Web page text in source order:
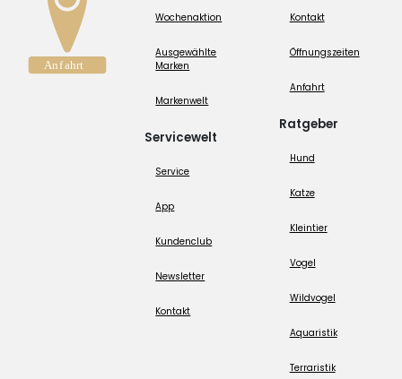
Wochenaktion
Ausgewählte
Marken
Markenwelt
Servicewelt
Service
App
Kundenclub
Newsletter
Kontakt
Kontakt
Öffnungszeiten
Anfahrt
Ratgeber
Hund
Katze
Kleintier
Vogel
Wildvogel
Aquaristik
Terraristik